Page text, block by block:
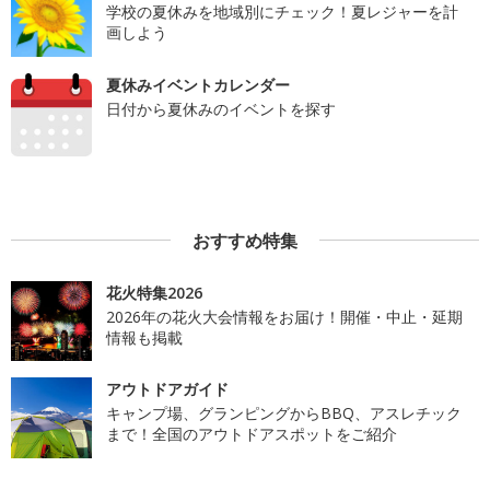
学校の夏休みを地域別にチェック！夏レジャーを計
画しよう
夏休みイベントカレンダー
日付から夏休みのイベントを探す
おすすめ特集
花火特集2026
2026年の花火大会情報をお届け！開催・中止・延期
情報も掲載
アウトドアガイド
キャンプ場、グランピングからBBQ、アスレチック
まで！全国のアウトドアスポットをご紹介